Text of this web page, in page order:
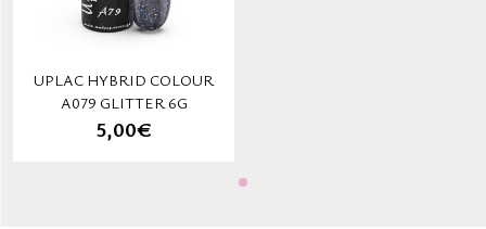
UPLAC HYBRID COLOUR
A079 GLITTER 6G
5,00€